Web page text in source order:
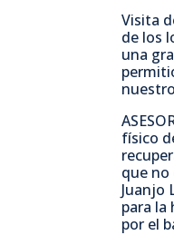
Visita
de los
una
físico
que no
Juanjo
para la
por el